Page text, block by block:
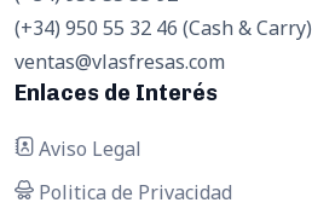
(+34) 950 55 32 46 (Cash & Carry)
ventas@vlasfresas.com
Enlaces de Interés
Aviso Legal
Politica de Privacidad